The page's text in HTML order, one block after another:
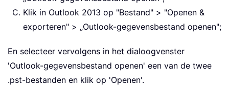
Klik in Outlook 2013 op "Bestand" > "Openen &
exporteren" > „Outlook-gegevensbestand openen";
En selecteer vervolgens in het dialoogvenster
'Outlook-gegevensbestand openen' een van de twee
.pst-bestanden en klik op 'Openen'.